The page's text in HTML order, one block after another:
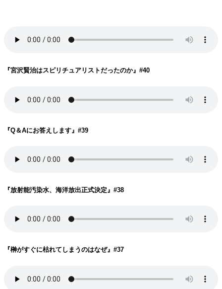
『宮沢賢治はスピリチュアリストだったのか』#40
『Q＆Aにお答えします 』#39
『放射能汚染水、海洋放出正式決定』#38
『榊がすぐに枯れてしまうのはなぜ』#37